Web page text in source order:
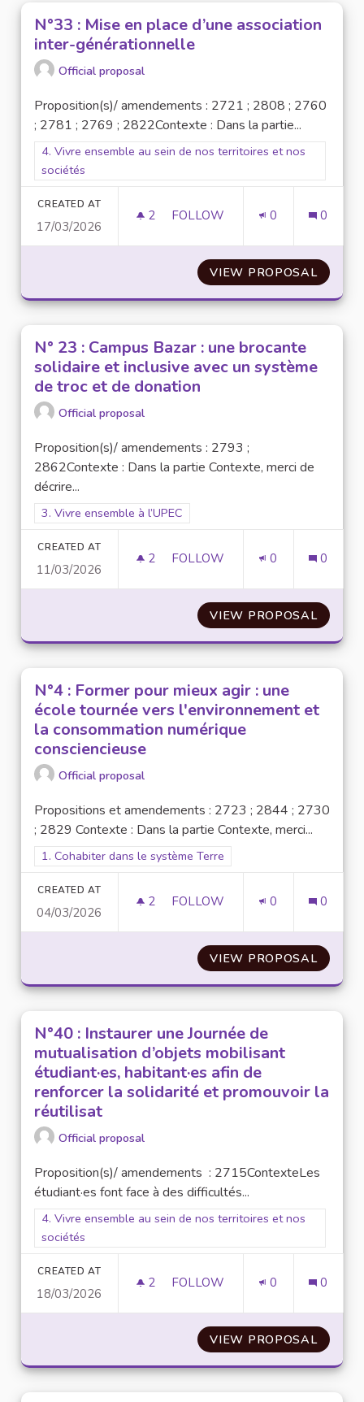
N°33 : Mise en place d’une association
inter-générationnelle
Official proposal
Proposition(s)/ amendements : 2721 ; 2808 ; 2760
; 2781 ; 2769 ; 2822Contexte : Dans la partie...
Filter results for scope: 4. Vivre ensemble au sein de nos
4. Vivre ensemble au sein de nos territoires et nos
sociétés
CREATED AT
17/03/2026
2 2 FOLLOWERS
FOLLOW 0 0
VIEW PROPOSALN°33 :
N° 23 : Campus Bazar : une brocante
solidaire et inclusive avec un système
de troc et de donation
Official proposal
Proposition(s)/ amendements : 2793 ;
2862Contexte : Dans la partie Contexte, merci de
décrire...
Filter results for scope: 3. Vivre ensemble à l’UPEC
3. Vivre ensemble à l’UPEC
CREATED AT
11/03/2026
2 2 FOLLOWERS
FOLLOW 0 0
VIEW PROPOSALN° 23 :
N°4 : Former pour mieux agir : une
école tournée vers l'environnement et
la consommation numérique
consciencieuse
Official proposal
Propositions et amendements : 2723 ; 2844 ; 2730
; 2829 Contexte : Dans la partie Contexte, merci...
Filter results for scope: 1. Cohabiter dans le système Terre
1. Cohabiter dans le système Terre
CREATED AT
04/03/2026
2 2 FOLLOWERS
FOLLOW 0 0
VIEW PROPOSALN°4 :
N°40 : Instaurer une Journée de
mutualisation d’objets mobilisant
étudiant·es, habitant·es afin de
renforcer la solidarité et promouvoir la
réutilisat
Official proposal
Proposition(s)/ amendements : 2715ContexteLes
étudiant·es font face à des difficultés...
Filter results for scope: 4. Vivre ensemble au sein de nos
4. Vivre ensemble au sein de nos territoires et nos
sociétés
CREATED AT
18/03/2026
2 2 FOLLOWERS
FOLLOW 0 0
VIEW PROPOSALN°40 :